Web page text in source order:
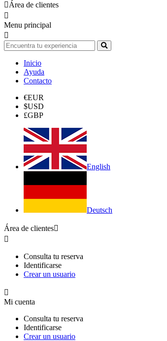
Área de clientes

Menu principal

Inicio
Ayuda
Contacto
€EUR
$USD
£GBP
English
Deutsch
Área de clientes

Consulta tu reserva
Identificarse
Crear un usuario

Mi cuenta
Consulta tu reserva
Identificarse
Crear un usuario